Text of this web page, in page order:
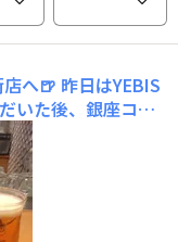
へ🍺 昨日はYEBIS
いた後、銀座コリ
M氏が久しぶりに
ドー街店へハシゴ
花とちりめん山
ルで